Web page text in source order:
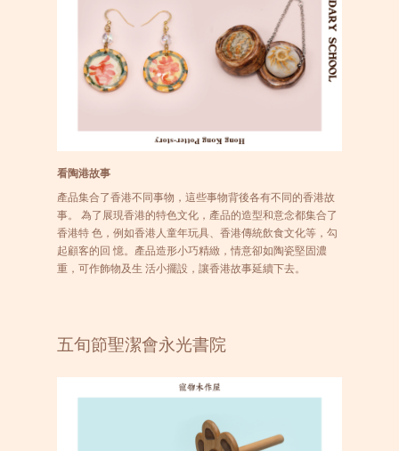
看陶港故事
產品集合了香港不同事物，這些事物背後各有不同的香港故
事。 為了展現香港的特色文化，產品的造型和意念都集合了
香港特 色，例如香港人童年玩具、香港傳統飲食文化等，勾
起顧客的回 憶。產品造形小巧精緻，情意卻如陶瓷堅固濃
重，可作飾物及生 活小擺設，讓香港故事延續下去。
五旬節聖潔會永光書院